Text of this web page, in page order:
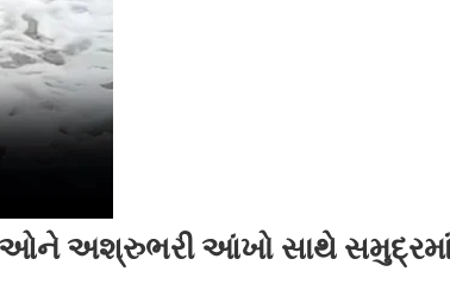
અશ્રુભરી આંખો સાથે